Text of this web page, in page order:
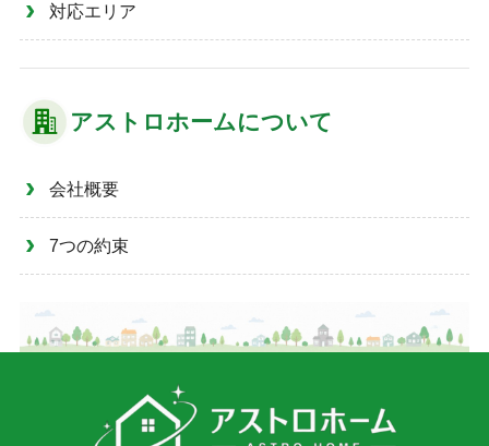
対応エリア
アストロホームについて
会社概要
7つの約束